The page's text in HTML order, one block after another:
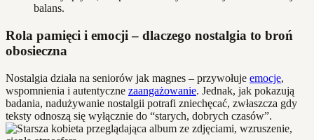
balans.
Rola pamięci i emocji – dlaczego nostalgia to broń
obosieczna
Nostalgia działa na seniorów jak magnes – przywołuje emocje,
wspomnienia i autentyczne zaangażowanie. Jednak, jak pokazują
badania, nadużywanie nostalgii potrafi zniechęcać, zwłaszcza gdy
teksty odnoszą się wyłącznie do “starych, dobrych czasów”.